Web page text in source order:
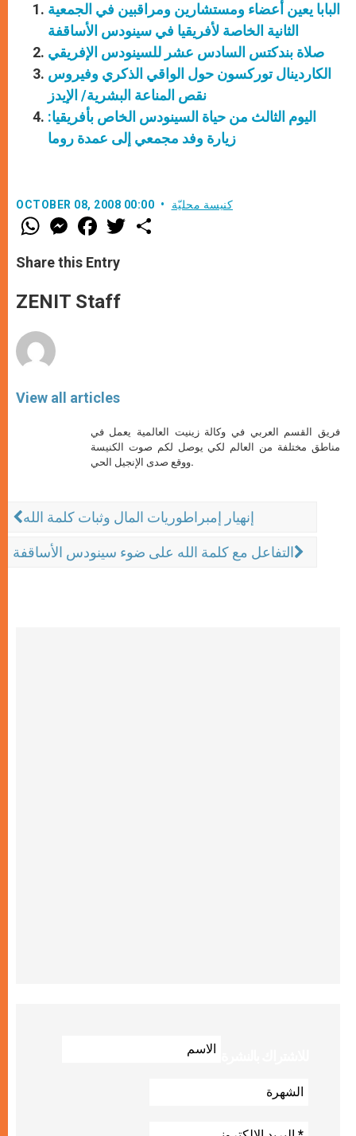
البابا يعين أعضاء ومستشارين ومراقبين في الجمعية
الثانية الخاصة لأفريقيا في سينودس الأساقفة
صلاة بندكتس السادس عشر للسينودس الإفريقي
الكاردينال توركسون حول الواقي الذكري وفيروس
نقص المناعة البشرية/ الإيدز
اليوم الثالث من حياة السينودس الخاص بأفريقيا:
زيارة وفد مجمعي إلى عمدة روما
OCTOBER 08, 2008 00:00 كنيسة محليّة
W
h
t
s
p
p
M
e
s
e
g
e
F
a
e
b
o
k
w
Share this Entry
ZENIT Staff
View all articles
فريق القسم العربي في وكالة زينيت العالمية يعمل في
مناطق مختلفة من العالم لكي يوصل لكم صوت الكنيسة
ووقع صدى الإنجيل الحي.
إنهيار إمبراطوريات المال وثبات كلمة الله
التفاعل مع كلمة الله على ضوء سينودس الأساقفة